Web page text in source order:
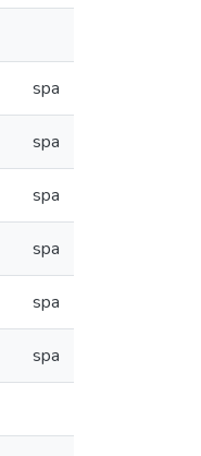
spa
spa
spa
spa
spa
spa